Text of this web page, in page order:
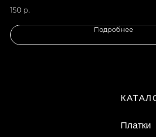
150 р.
Подробнее
ООО "ТД "Кристалл"